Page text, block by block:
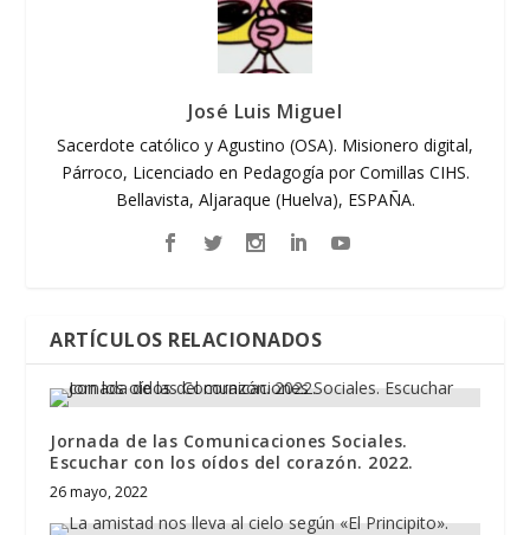
José Luis Miguel
Sacerdote católico y Agustino (OSA). Misionero digital,
Párroco, Licenciado en Pedagogía por Comillas CIHS.
Bellavista, Aljaraque (Huelva), ESPAÑA.
ARTÍCULOS RELACIONADOS
Jornada de las Comunicaciones Sociales.
Escuchar con los oídos del corazón. 2022.
26 mayo, 2022